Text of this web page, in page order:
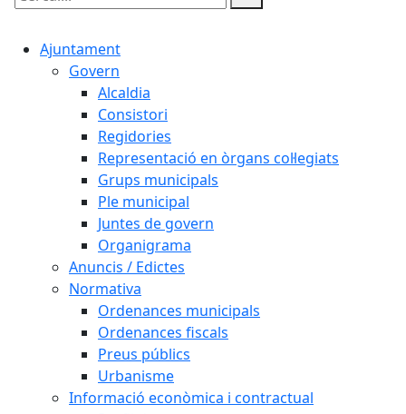
Cercar:
Ajuntament
Govern
Alcaldia
Consistori
Regidories
Representació en òrgans col·legiats
Grups municipals
Ple municipal
Juntes de govern
Organigrama
Anuncis / Edictes
Normativa
Ordenances municipals
Ordenances fiscals
Preus públics
Urbanisme
Informació econòmica i contractual